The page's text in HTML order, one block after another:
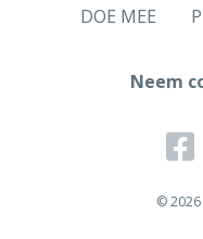
DOE MEE
Neem
©